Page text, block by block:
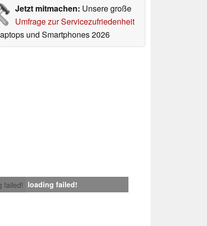
Jetzt mitmachen: Unsere große
Umfrage zur Servicezufriedenheit
und Smartphones 2026
failed! loading failed!